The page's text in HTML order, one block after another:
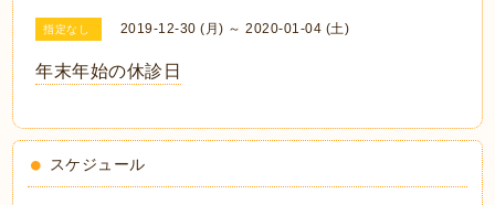
指定なし 2019-12-30 (月) ～ 2020-01-04 (土)
年末年始の休診日
スケジュール